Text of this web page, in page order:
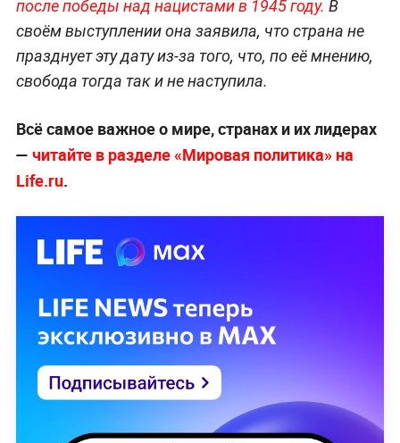
после победы над нацистами в 1945 году. В
своём выступлении она заявила, что страна не
празднует эту дату из-за того, что, по её мнению,
свобода тогда так и не наступила.
Всё самое важное о мире, странах и их лидерах
— читайте в разделе «Мировая политика» на
Life.ru.